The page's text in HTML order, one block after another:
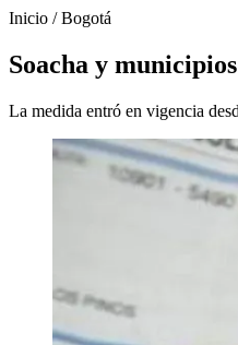
Inicio /Bogotá
Soacha y
La medida entró en vigencia